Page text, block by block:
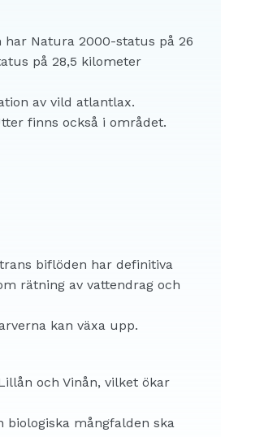
har Natura 2000-status på 26
på 28,5 kilometer
av vild atlantlax.
finns också i området.
biflöden har definitiva
rätning av vattendrag och
kan växa upp.
och Vinån, vilket ökar
biologiska mångfalden ska